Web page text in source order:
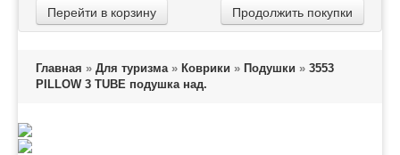
Перейти в корзину Продолжить покупки
Главная » Для туризма» Коврики » Подушки » 3553
PILLOW 3 TUBE подушка над.